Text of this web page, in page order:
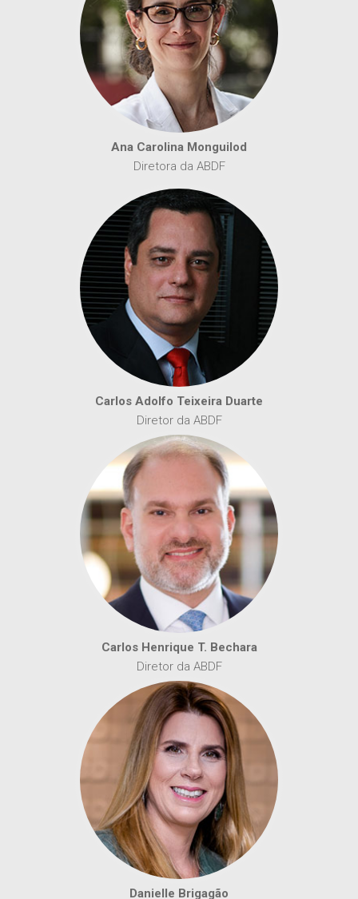
Ana Carolina Monguilod
Diretora da ABDF
Carlos Adolfo Teixeira Duarte
Diretor da ABDF
Carlos Henrique T. Bechara
Diretor da ABDF
Danielle Brigagão